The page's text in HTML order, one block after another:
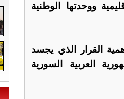
ووحدتها الوطنية
القرار الذي يجسد
العربية السورية